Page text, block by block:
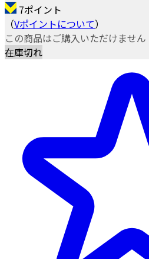
7ポイント
（Vポイントについて）
この商品はご購入いただけません
在庫切れ